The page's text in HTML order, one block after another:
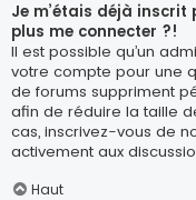
Je m’étais déjà inscrit
plus me connecter ?!
Il est possible qu’un
votre compte pour une
de forums suppriment
afin de réduire la taille
cas, inscrivez-vous de
activement aux
Haut